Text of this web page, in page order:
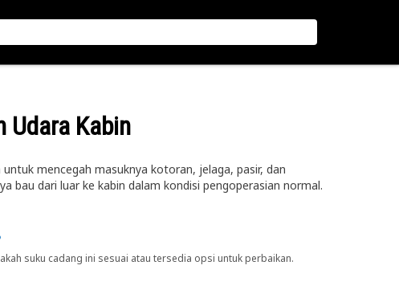
Udara Kabin
mencegah masuknya kotoran, jelaga, pasir, dan
bau dari luar ke kabin dalam kondisi pengoperasian normal.
suku cadang ini sesuai atau tersedia opsi untuk perbaikan.